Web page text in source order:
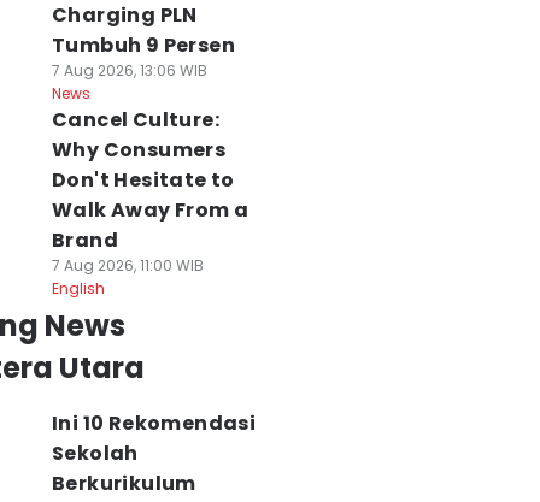
Charging PLN
Tumbuh 9 Persen
7 Aug 2026, 13:06 WIB
News
Cancel Culture:
Why Consumers
Don't Hesitate to
Walk Away From a
Brand
7 Aug 2026, 11:00 WIB
English
News
Utara
Ini 10 Rekomendasi
Sekolah
Berkurikulum